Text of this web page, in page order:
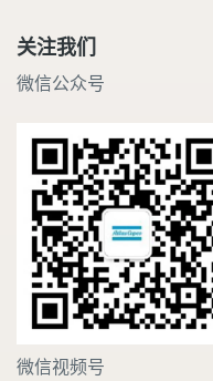
关注我们
微信公众号
微信视频号